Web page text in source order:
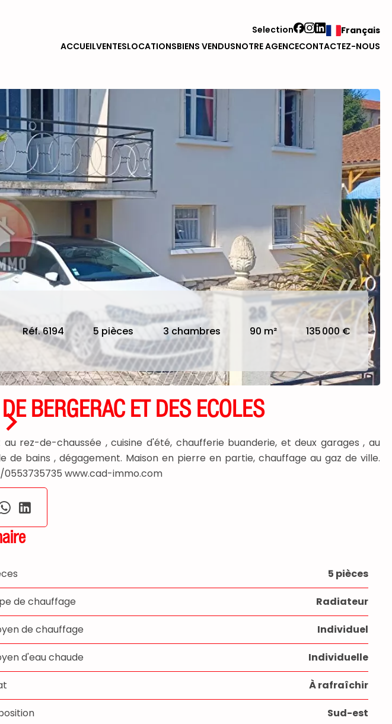
Selection
Français
ACCUEILVENTESLOCATIONSBIENS VENDUSNOTRE AGENCECONTACTEZ-NOUS
Réf. 6194 5 pièces 3 chambres 90 m² 135 000 €
BERGERAC ET DES ECOLES
rez-de-chaussée , cuisine d'été, chaufferie buanderie, et deux garages , au
bains , dégagement. Maison en pierre en partie, chauffage au gaz de ville.
0553735735 www.cad-immo.com
5 pièces
de chauffage Radiateur
de chauffage Individuel
d'eau chaude Individuelle
À rafraîchir
Sud-est